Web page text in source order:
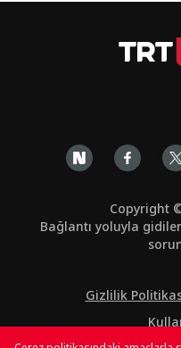
Copyright ©
Bağlantı yoluyla
Gizlilik